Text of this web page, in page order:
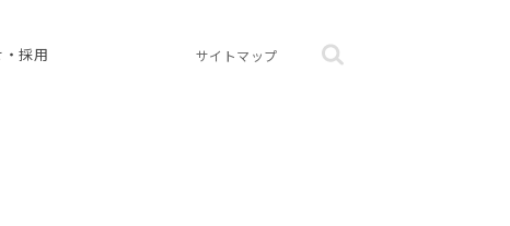
採用 サイトマップ